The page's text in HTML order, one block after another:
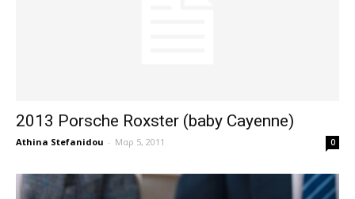
2013 Porsche Roxster (baby Cayenne)
Athina Stefanidou - Μαρ 5, 2011 0